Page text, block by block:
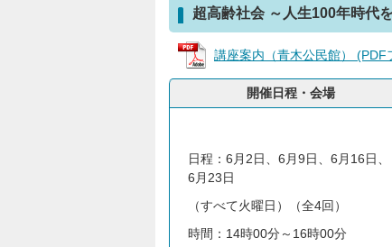
超高齢社会 ～人生100年時代
講座案内（青木公民館） (PDF
開催日程・会場
日程：6月2日、6月9日、6月16日、
6月23日
（すべて火曜日）（全4回）
時間：14時00分～16時00分